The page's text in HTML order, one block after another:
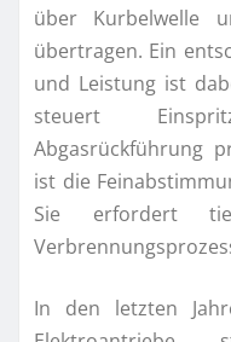
über Kurbelwelle
übertragen. Ein
und Leistung ist
steuert
Abgasrückführung
ist die
Sie erfordert
In den letzten